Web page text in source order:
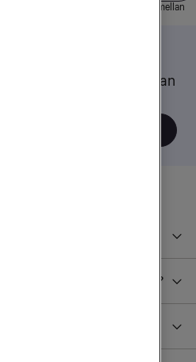
kan ändras. Mängden surf varierar mellan
och råd om hur du kan
kostnader i utlandet?
vet jag när det tar slut?
mms från Sverige?